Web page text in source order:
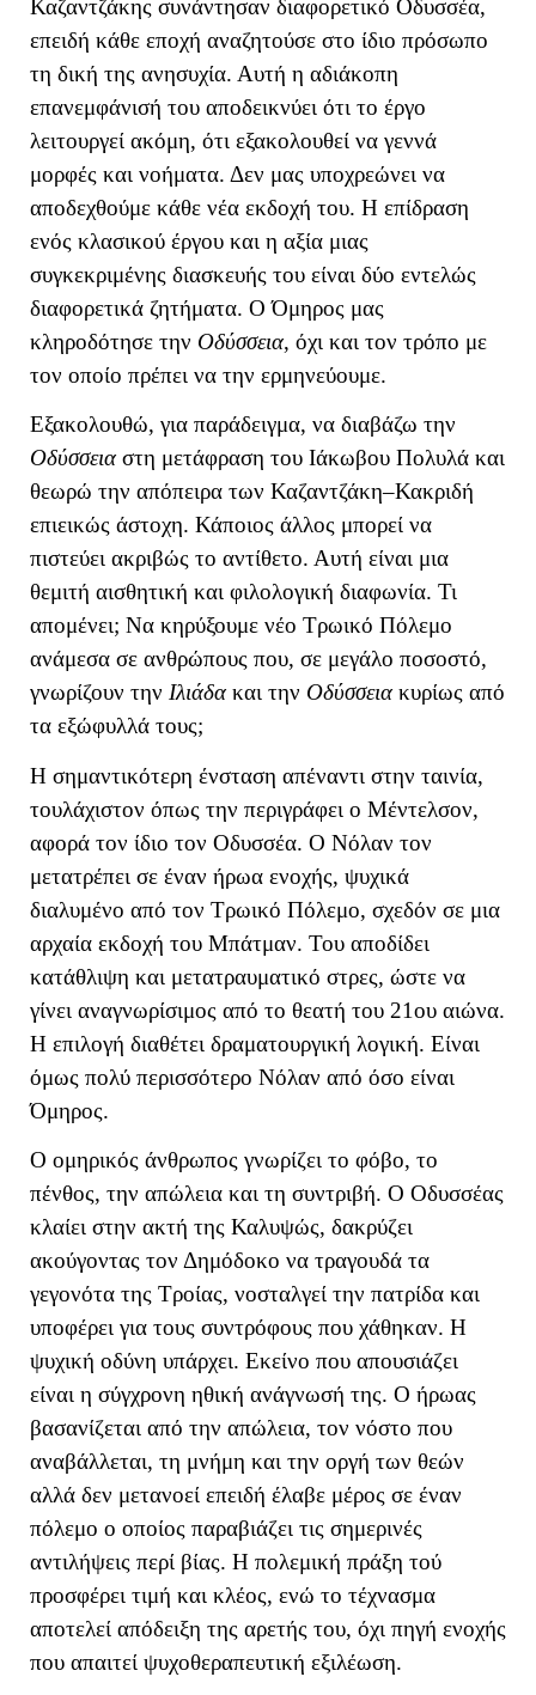
Καζαντζάκης συνάντησαν διαφορετικό Οδυσσέα,
επειδή κάθε εποχή αναζητούσε στο ίδιο πρόσωπο
τη δική της ανησυχία. Αυτή η αδιάκοπη
επανεμφάνισή του αποδεικνύει ότι το έργο
λειτουργεί ακόμη, ότι εξακολουθεί να γεννά
μορφές και νοήματα. Δεν μας υποχρεώνει να
αποδεχθούμε κάθε νέα εκδοχή του. Η επίδραση
ενός κλασικού έργου και η αξία μιας
συγκεκριμένης διασκευής του είναι δύο εντελώς
διαφορετικά ζητήματα. Ο Όμηρος μας
κληροδότησε την Οδύσσεια, όχι και τον τρόπο με
τον οποίο πρέπει να την ερμηνεύουμε.
Εξακολουθώ, για παράδειγμα, να διαβάζω την
Οδύσσειαστη μετάφραση του Ιάκωβου Πολυλά και
θεωρώ την απόπειρα των Καζαντζάκη–Κακριδή
επιεικώς άστοχη. Κάποιος άλλος μπορεί να
πιστεύει ακριβώς το αντίθετο. Αυτή είναι μια
θεμιτή αισθητική και φιλολογική διαφωνία. Τι
απομένει; Να κηρύξουμε νέο Τρωικό Πόλεμο
ανάμεσα σε ανθρώπους που, σε μεγάλο ποσοστό,
γνωρίζουν την Ιλιάδακαι την Οδύσσειακυρίως από
τα εξώφυλλά τους;
Η σημαντικότερη ένσταση απέναντι στην ταινία,
τουλάχιστον όπως την περιγράφει ο Μέντελσον,
αφορά τον ίδιο τον Οδυσσέα. Ο Νόλαν τον
μετατρέπει σε έναν ήρωα ενοχής, ψυχικά
διαλυμένο από τον Τρωικό Πόλεμο, σχεδόν σε μια
αρχαία εκδοχή του Μπάτμαν. Του αποδίδει
κατάθλιψη και μετατραυματικό στρες, ώστε να
γίνει αναγνωρίσιμος από το θεατή του 21ου αιώνα.
Η επιλογή διαθέτει δραματουργική λογική. Είναι
όμως πολύ περισσότερο Νόλαν από όσο είναι
Όμηρος.
Ο ομηρικός άνθρωπος γνωρίζει το φόβο, το
πένθος, την απώλεια και τη συντριβή. Ο Οδυσσέας
κλαίει στην ακτή της Καλυψώς, δακρύζει
ακούγοντας τον Δημόδοκο να τραγουδά τα
γεγονότα της Τροίας, νοσταλγεί την πατρίδα και
υποφέρει για τους συντρόφους που χάθηκαν. Η
ψυχική οδύνη υπάρχει. Εκείνο που απουσιάζει
είναι η σύγχρονη ηθική ανάγνωσή της. Ο ήρωας
βασανίζεται από την απώλεια, τον νόστο που
αναβάλλεται, τη μνήμη και την οργή των θεών
αλλά δεν μετανοεί επειδή έλαβε μέρος σε έναν
πόλεμο ο οποίος παραβιάζει τις σημερινές
αντιλήψεις περί βίας. Η πολεμική πράξη τού
προσφέρει τιμή και κλέος, ενώ το τέχνασμα
αποτελεί απόδειξη της αρετής του, όχι πηγή ενοχής
που απαιτεί ψυχοθεραπευτική εξιλέωση.